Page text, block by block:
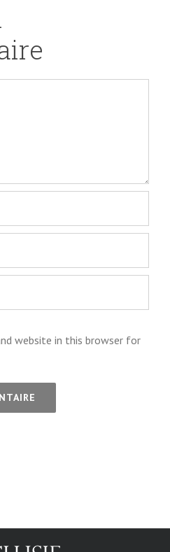
website in this browser for